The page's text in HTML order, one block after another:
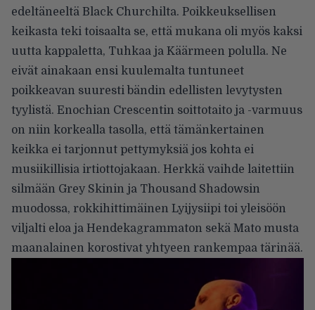
edeltäneeltä Black Churchilta. Poikkeuksellisen
keikasta teki toisaalta se, että mukana oli myös kaksi
uutta kappaletta, Tuhkaa ja Käärmeen polulla. Ne
eivät ainakaan ensi kuulemalta tuntuneet
poikkeavan suuresti bändin edellisten levytysten
tyylistä. Enochian Crescentin soittotaito ja -varmuus
on niin korkealla tasolla, että tämänkertainen
keikka ei tarjonnut pettymyksiä jos kohta ei
musiikillisia irtiottojakaan. Herkkä vaihde laitettiin
silmään Grey Skinin ja Thousand Shadowsin
muodossa, rokkihittimäinen Lyijysiipi toi yleisöön
viljalti eloa ja Hendekagrammaton sekä Mato musta
maanalainen korostivat yhtyeen rankempaa tärinää.